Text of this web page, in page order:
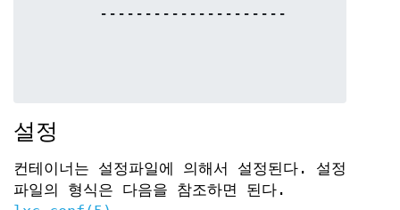
설정
컨테이너는 설정파일에 의해서 설정된다. 설정
파일의 형식은 다음을 참조하면 된다.